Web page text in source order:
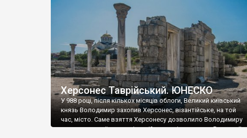
візантійської доби. Раритети викрадені з фондів об’єкту
культурної спадщини ЮНЕСКО «Херсонеса Таврійського».
Офіційно – на виставку «Золото Візантії», але експерти та
влада в Україні вважають це лише […]
Херсонес Таврійський. ЮНЕСКО
У 988 році, після кількох місяців облоги, Великий київський
князь Володимир захопив Херсонес, візантійське, на той
час, місто. Саме взяття Херсонесу дозволило Володимиру
диктувати свої умови візантійському імператору Василю ІІ,